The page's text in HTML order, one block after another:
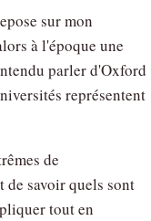
sur mon
à l'époque une
parler d'Oxford
représentent
de
de savoir quels sont
tout en